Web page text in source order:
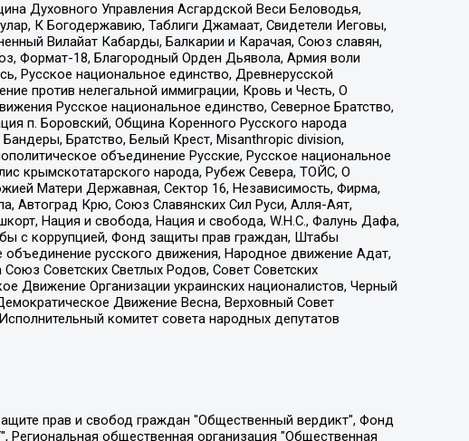
Духовного Управления Асгардской Веси Беловодья,
К Богодержавию, Таблиги Джамаат, Свидетели Иеговы,
Вилайат Кабарды, Балкарии и Карачая, Союз славян,
Формат-18, Благородный Орден Дьявола, Армия воли
Русское национальное единство, Древнерусской
против нелегальной иммиграции, Кровь и Честь, О
Русское национальное единство, Северное Братство,
п. Боровский, Община Коренного Русского народа
Братство, Белый Крест, Misanthropic division,
объединение Русские, Русское национальное
крымскотатарского народа, Рубеж Севера, ТОЙС, О
Матери Державная, Сектор 16, Независимость, Фирма,
Автоград Крю, Союз Славянских Сил Руси, Алля-Аят,
Нация и свобода, Нация и свобода, W.H.С., Фалунь Дафа,
с коррупцией, Фонд защиты прав граждан, Штабы
русского движения, Народное движение Адат,
Советских Светлых Родов, Совет Советских
Движение Организации украинских националистов, Черный
Движение Весна, Верховный Совет
комитет совета народных депутатов
Кочетков Игорь Викторович, Общество с ограниченной ответственностью "Честные выборы", Еланчик Олег Александрович, Общество с ограниченной ответственностью "Нобелевский призыв", Гималова Регина Эмилевна, Григорьев Андрей Валерьевич, Григорьева Алина Александровна, Ассоциация по содействию защите прав призывников, альтернативнослужащих и военнослужащих "Правозащитная группа "Гражданин.Армия.Право", Хисамова Регина Фаритовна, Автономная некоммерческая организация по реализации социально-правовых программ "Лилит", Дальневосточное общественное движение "Маяк", Санкт-Петербургская ЛГБТ-инициативная группа "Выход", Инициативная группа ЛГБТ+ "Реверс", Алексеев Андрей Викторович, Бекбулатова Таисия Львовна, Беляев Иван Михайлович, Владыкина Елена Сергеевна, Гельман Марат Александрович, Никульшина Вероника Юрьевна, Толоконникова Надежда Андреевна, Шендерович Виктор Анатольевич, Общество с ограниченной ответственностью "Данное сообщение", Общество с ограниченной ответственностью Издательский дом "Новая глава", Айнбиндер Александра Александровна, Московский комьюнити-центр для ЛГБТ+инициатив, Благотворительный фонд развития филантропии, Deutsche Welle (Германия, Kurt-Schumacher-Strasse 3, 53113 Bonn), Борзунова Мария Михайловна, Воробьев Виктор Викторович, Голубева Анна Львовна, Константинова Алла Михайловна, Малкова Ирина Владимировна, Мурадов Мурад Абдулгалимович, Осетинская Елизавета Николаевна, Понасенков Евгений Николаевич, Ганапольский Матвей Юрьевич, Киселев Евгений Алексеевич, Борухович Ирина Григорьевна, Дремин Иван Тимофеевич, Дубровский Дмитрий Викторович, Красноярская региональная общественная организация поддержки и развития альтернативных образовательных технологий и межкультурных коммуникаций "ИНТЕРРА", Маяковская Екатерина Алексеевна, Фейгин Марк Захарович, Филимонов Андрей Викторович, Дзугкоева Регина Николаевна, Доброхотов Роман Александрович, Дудь Юрий Александрович, Елкин Сергей Владимирович, Кругликов Кирилл Игоревич, Сабунаева Мария Леонидовна, Семенов Алексей Владимирович, Шаинян Карен Багратович, Шульман Екатерина Михайловна, Асафьев Артур Валерьевич, Вахштайн Виктор Семенович, Венедиктов Алексей Алексеевич, Лушникова Екатерина Евгеньевна, Волков Леонид Михайлович, Невзоров Александр Глебович, Пархоменко Сергей Борисович, Сироткин Ярослав Николаевич, Кара-Мурза Владимир Владимирович, Баранова Наталья Владимировна, Гозман Леонид Яковлевич, Кагарлицкий Борис Юльевич, Климарев Михаил Валерьевич, Милов Владимир Станиславович, Автономная некоммерческая организация Краснодарский центр современного искусства "Типография", Моргенштерн Алишер Тагирович, Соболь Любовь Эдуардовна, Общество с ограниченной ответственностью "ЛИЗА НОРМ", Каспаров Гарри Кимович, Ходорковский Михаил Борисович, Общество с ограниченной ответственностью "Апрельские тезисы", Данилович Ирина Брониславовна, Кашин Олег Владимирович, Петров Николай Владимирович, Пивоваров Алексей Владимирович, Соколов Михаил Владимирович, Цветкова Юлия Владимировна, Чичваркин Евгений Александрович, Комитет против пыток/Команда против пыток, Общество с ограниченной ответственностью "Первый научный", Общество с ограниченной ответственностью "Вертолет и ко", Белоцерковская Вероника Борисовна, Кац Максим Евгеньевич, Лазарева Татьяна Юрьевна, Шаведдинов Руслан Табризович, Яшин Илья Валерьевич, Общество с ограниченной ответственностью "Иноагент ААВ", Алешковский Дмитрий Петрович, Альбац Евгения Марковна, Быков Дмитрий Львович, Галямина Юлия Евгеньевна, Лойко Сергей Леонидович, Мартынов Кирилл Константинович, Медведев Сергей Александрович, Крашенинников Федор Геннадиевич, Гордеева Катерина Вл